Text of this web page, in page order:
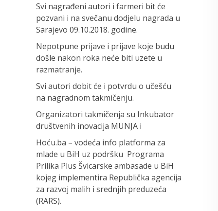
Svi nagrađeni autori i farmeri bit će
pozvani i na svečanu dodjelu nagrada u
Sarajevo 09.10.2018. godine.
Nepotpune prijave i prijave koje budu
došle nakon roka neće biti uzete u
razmatranje.
Svi autori dobit će i potvrdu o učešću
na nagradnom takmičenju.
Organizatori takmičenja su Inkubator
društvenih inovacija MUNJA i
Hoću.ba – vodeća info platforma za
mlade u BiH uz podršku Programa
Prilika Plus Švicarske ambasade u BiH
kojeg implementira Republička agencija
za razvoj malih i srednjih preduzeća
(RARS).